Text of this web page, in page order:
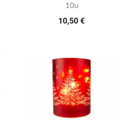
10u
10,50 €